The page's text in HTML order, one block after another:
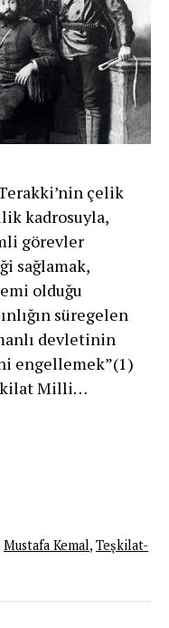
çelik
kadrosuyla,
görevler
sağlamak,
olduğu
süregelen
devletinin
engellemek”(1)
Milli…
Mustafa Kemal, Teşkilat-